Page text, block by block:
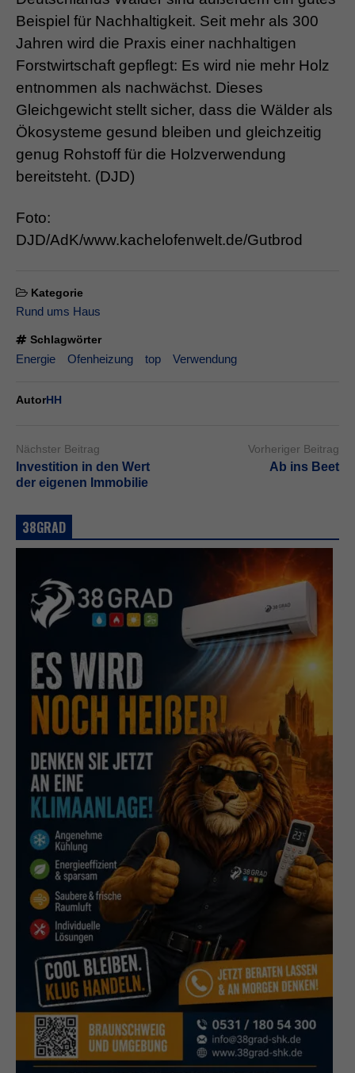
Beispiel für Nachhaltigkeit. Seit mehr als 300
Jahren wird die Praxis einer nachhaltigen
Forstwirtschaft gepflegt: Es wird nie mehr Holz
entnommen als nachwächst. Dieses
Gleichgewicht stellt sicher, dass die Wälder als
Ökosysteme gesund bleiben und gleichzeitig
genug Rohstoff für die Holzverwendung
bereitsteht. (DJD)
Foto:
DJD/AdK/www.kachelofenwelt.de/Gutbrod
Kategorie
Rund ums Haus
Schlagwörter
Energie Ofenheizung top Verwendung
Autor HH
Nächster Beitrag
Investition in den Wert
der eigenen Immobilie
Vorheriger Beitrag
Ab ins Beet
38GRAD